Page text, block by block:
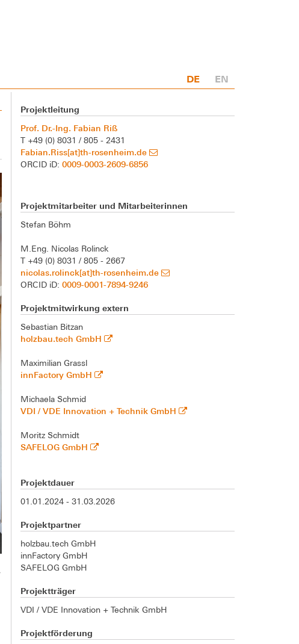
DE EN
Projektleitung
Prof. Dr.-Ing. Fabian Riß
T +49 (0) 8031 / 805 - 2431
Fabian.Riss[at]th-rosenheim.de
ORCID iD:0009-0003-2609-6856
Projektmitarbeiter und Mitarbeiterinnen
Stefan Böhm
M.Eng. Nicolas Rolinck
T +49 (0) 8031 / 805 - 2667
nicolas.rolinck[at]th-rosenheim.de
ORCID iD:0009-0001-7894-9246
Projektmitwirkung extern
Sebastian Bitzan
holzbau.tech GmbH
Maximilian Grassl
innFactory GmbH
Michaela Schmid
VDI / VDE Innovation + Technik GmbH
Moritz Schmidt
SAFELOG GmbH
Projektdauer
01.01.2024 - 31.03.2026
Projektpartner
holzbau.tech GmbH
innFactory GmbH
SAFELOG GmbH
Projektträger
VDI / VDE Innovation + Technik GmbH
Projektförderung